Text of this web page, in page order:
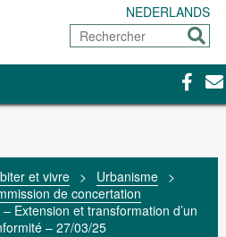
NEDERLANDS
Rechercher
et vivre > Urbanisme
>
de concertation
Extension et transformation d’un
– 27/03/25